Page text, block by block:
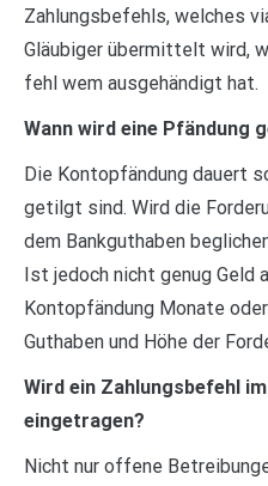
Zahlungsbefehls, welches
Gläubiger übermittelt wird,
fehl wem ausgehändigt hat.
Wann wird eine Pfändung
Die Kontopfändung dauert
getilgt sind. Wird die
dem Bankguthaben
Ist jedoch nicht genug Geld
Kontopfändung Monate
Guthaben und Höhe der
Wird ein Zahlungsbefehl
eingetragen?
Nicht nur offene